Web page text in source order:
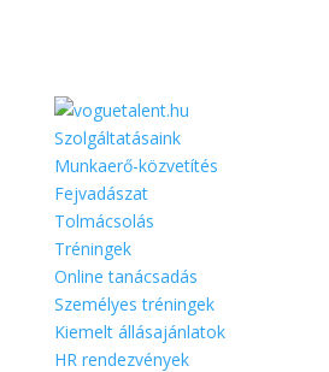
Szolgáltatásaink
Munkaerő-közvetítés
Fejvadászat
Tolmácsolás
Tréningek
Online tanácsadás
Személyes tréningek
Kiemelt állásajánlatok
HR rendezvények